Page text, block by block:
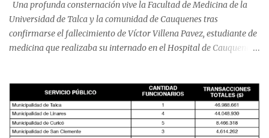
Una profunda consternación vive la Facultad de Medicina de la
Universidad de Talca y la comunidad de Cauquenes tras
confirmarse el fallecimiento de Víctor Villena Pavez, estudiante de
medicina que realizaba su internado en el Hospital de Cauquenes.
malestares físicos. Dada la complejidad de su estado de salud, el
equipo médico determinó su traslado de urgencia al Hospital
Regional de Talca y dado la urgencia la ambulancia partió hacia
Talca con escolta de Carabineros. En medio del traslado, el